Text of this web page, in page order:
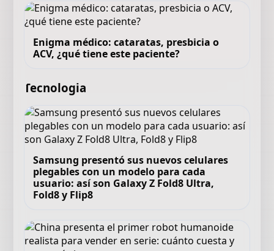
Enigma médico: cataratas, presbicia o
ACV, ¿qué tiene este paciente?
Tecnologia
Samsung presentó sus nuevos celulares
plegables con un modelo para cada
usuario: así son Galaxy Z Fold8 Ultra,
Fold8 y Flip8